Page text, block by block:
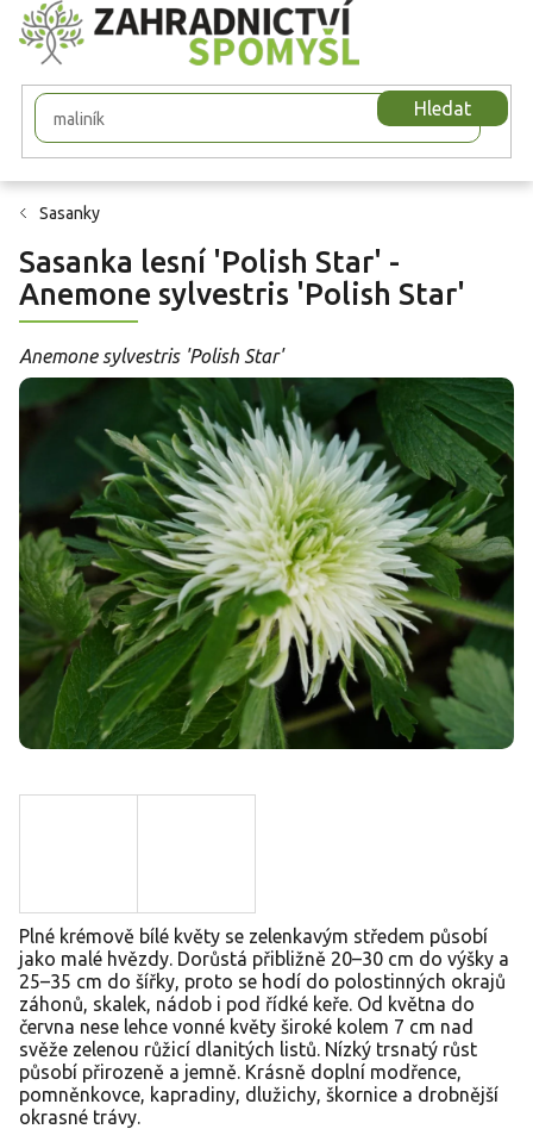
Přejít
na
obsah
Hledat
Sasanky
Sasanka lesní 'Polish Star' -
Anemone sylvestris 'Polish Star'
Anemone sylvestris 'Polish Star'
Plné krémově bílé květy se zelenkavým středem působí
jako malé hvězdy. Dorůstá přibližně 20–30 cm do výšky a
25–35 cm do šířky, proto se hodí do polostinných okrajů
záhonů, skalek, nádob i pod řídké keře. Od května do
června nese lehce vonné květy široké kolem 7 cm nad
svěže zelenou růžicí dlanitých listů. Nízký trsnatý růst
působí přirozeně a jemně. Krásně doplní modřence,
pomněnkovce, kapradiny, dlužichy, škornice a drobnější
okrasné trávy.